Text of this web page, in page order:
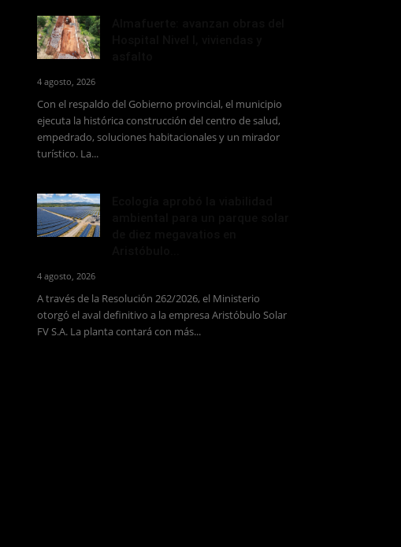
4 agosto, 2026
Con el respaldo del Gobierno provincial, el municipio
ejecuta la histórica construcción del centro de salud,
empedrado, soluciones habitacionales y un mirador
turístico. La...
4 agosto, 2026
A través de la Resolución 262/2026, el Ministerio
otorgó el aval definitivo a la empresa Aristóbulo Solar
FV S.A. La planta contará con más...